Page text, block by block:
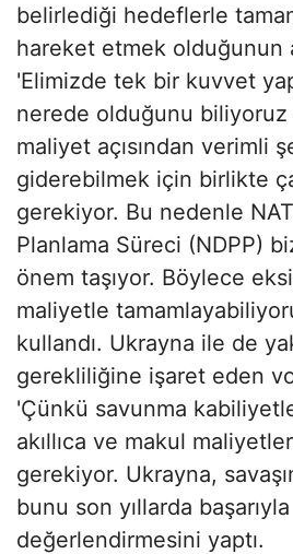
belirlediği hedeflerle
hareket etmek olduğunun
'Elimizde tek bir kuvvet
nerede olduğunu biliyoruz
maliyet açısından verimli
giderebilmek için birlikte
gerekiyor. Bu nedenle
Planlama Süreci (NDPP)
önem taşıyor. Böylece
maliyetle
kullandı. Ukrayna ile de
gerekliliğine işaret eden
'Çünkü savunma
akıllıca ve makul
gerekiyor. Ukrayna,
bunu son yıllarda başarıyla
değerlendirmesini yaptı.